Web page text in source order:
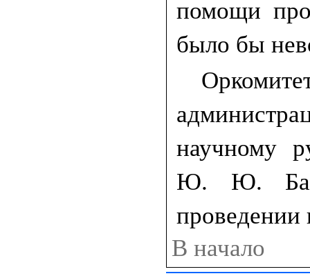
помощи
было бы
научному
Ю. Ю.
В начало